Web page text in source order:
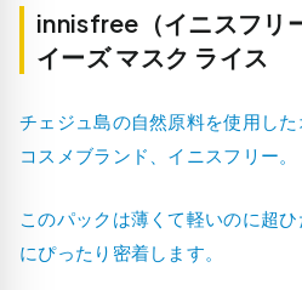
innisfree（イニスフリ
イーズ マスク ライス
チェジュ島の自然原料を使用し
コスメブランド、イニスフリー。
このパックは薄くて軽いのに超
にぴったり密着します。